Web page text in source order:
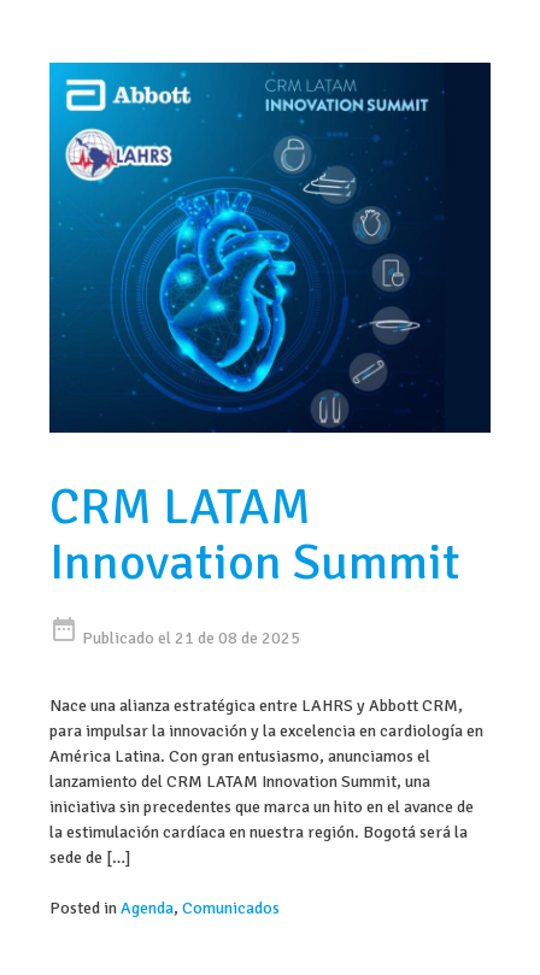
CRM LATAM
Innovation Summit
date_range Publicado el 21 de 08 de 2025
Nace una alianza estratégica entre LAHRS y Abbott CRM,
para impulsar la innovación y la excelencia en cardiología en
América Latina. Con gran entusiasmo, anunciamos el
lanzamiento del CRM LATAM Innovation Summit, una
iniciativa sin precedentes que marca un hito en el avance de
la estimulación cardíaca en nuestra región. Bogotá será la
sede de […]
Posted inAgenda,Comunicados